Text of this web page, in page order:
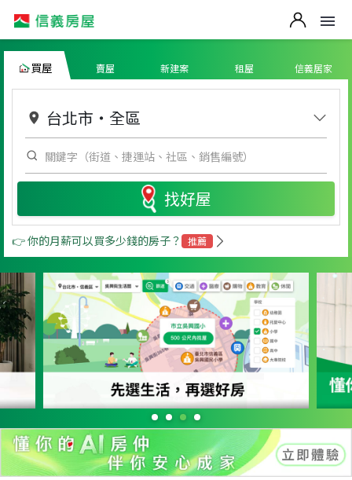
買屋 賣屋 新建案 租屋 信義居家
台北市 ・ 全區
找好屋
👉 你的月薪可以買多少錢的房子？ 推薦